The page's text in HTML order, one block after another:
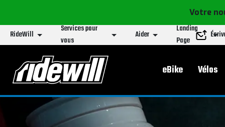
Votre
RideWill
Services pour
vous
Aider
Landing
Page
Menu principal
eBike Vélos